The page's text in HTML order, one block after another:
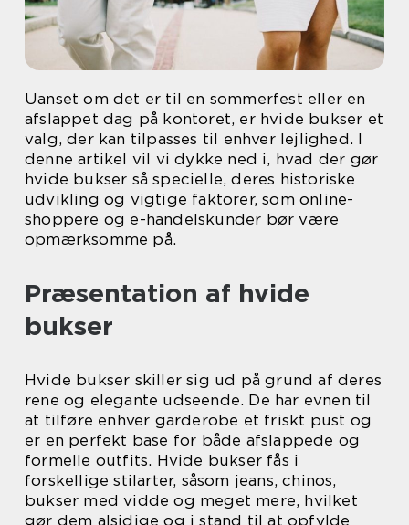
Uanset om det er til en sommerfest eller en
afslappet dag på kontoret, er hvide bukser et
valg, der kan tilpasses til enhver lejlighed. I
denne artikel vil vi dykke ned i, hvad der gør
hvide bukser så specielle, deres historiske
udvikling og vigtige faktorer, som online-
shoppere og e-handelskunder bør være
opmærksomme på.
Præsentation af hvide
bukser
Hvide bukser skiller sig ud på grund af deres
rene og elegante udseende. De har evnen til
at tilføre enhver garderobe et friskt pust og
er en perfekt base for både afslappede og
formelle outfits. Hvide bukser fås i
forskellige stilarter, såsom jeans, chinos,
bukser med vidde og meget mere, hvilket
gør dem alsidige og i stand til at opfylde